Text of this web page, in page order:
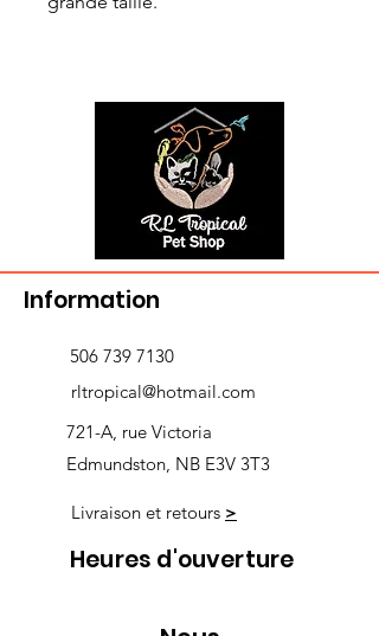
Information
506 739 7130
rltropical@hotmail.com
721-A, rue Victoria
Edmundston, NB E3V 3T3
Livraison et retours >
Heures d'ouverture